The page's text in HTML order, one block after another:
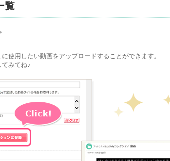
覧
使用したい動画をアップロードすることができます。
みてね♪